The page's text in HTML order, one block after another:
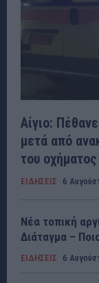
Αίγιο:
μετά από
του οχήματος
ΕΙΔΗΣΕΙΣ 6
Νέα τοπική
Διάταγμα –
ΕΙΔΗΣΕΙΣ 6